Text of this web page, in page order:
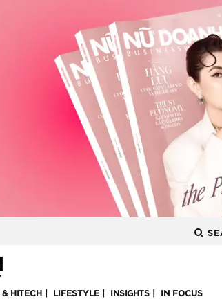
HITECH LIFESTYLE INSIGHTS IN FOCUS